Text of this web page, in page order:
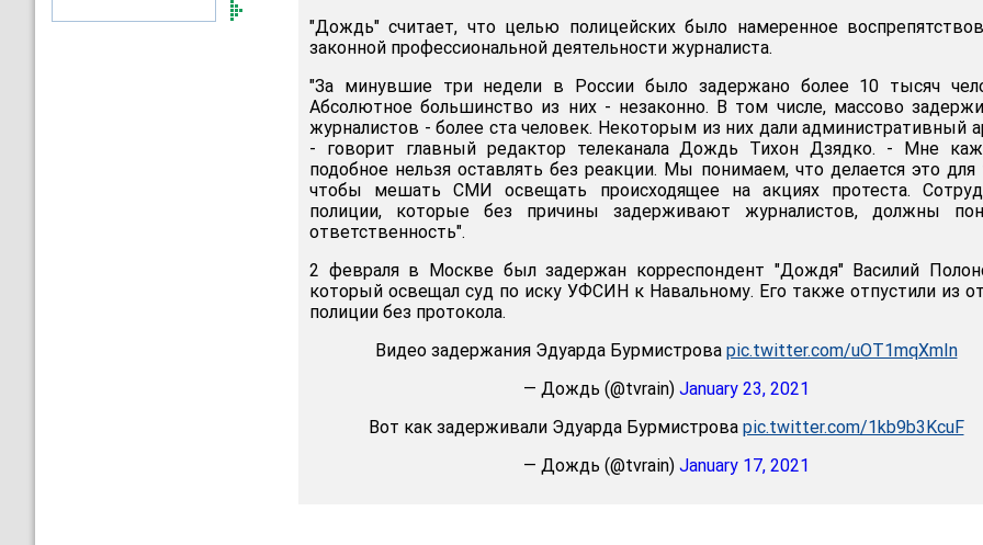
"Дождь" считает, что целью полицейских было намеренное
законной профессиональной деятельности журналиста.
"За минувшие три недели в России было задержано более 10 тысяч
Абсолютное большинство из них - незаконно. В том числе, массово
журналистов - более ста человек. Некоторым из них дали административный
- говорит главный редактор телеканала Дождь Тихон Дзядко. - Мне
подобное нельзя оставлять без реакции. Мы понимаем, что делается это для
чтобы мешать СМИ освещать происходящее на акциях протеста.
полиции, которые без причины задерживают журналистов, должны
ответственность".
2 февраля в Москве был задержан корреспондент "Дождя" Василий
который освещал суд по иску УФСИН к Навальному. Его также отпустили из
полиции без протокола.
Видео задержания Эдуарда Бурмистрова pic.twitter.com/uOT1mqXmIn
— Дождь (@tvrain) January 23, 2021
Вот как задерживали Эдуарда Бурмистрова pic.twitter.com/1kb9b3KcuF
— Дождь (@tvrain) January 17, 2021